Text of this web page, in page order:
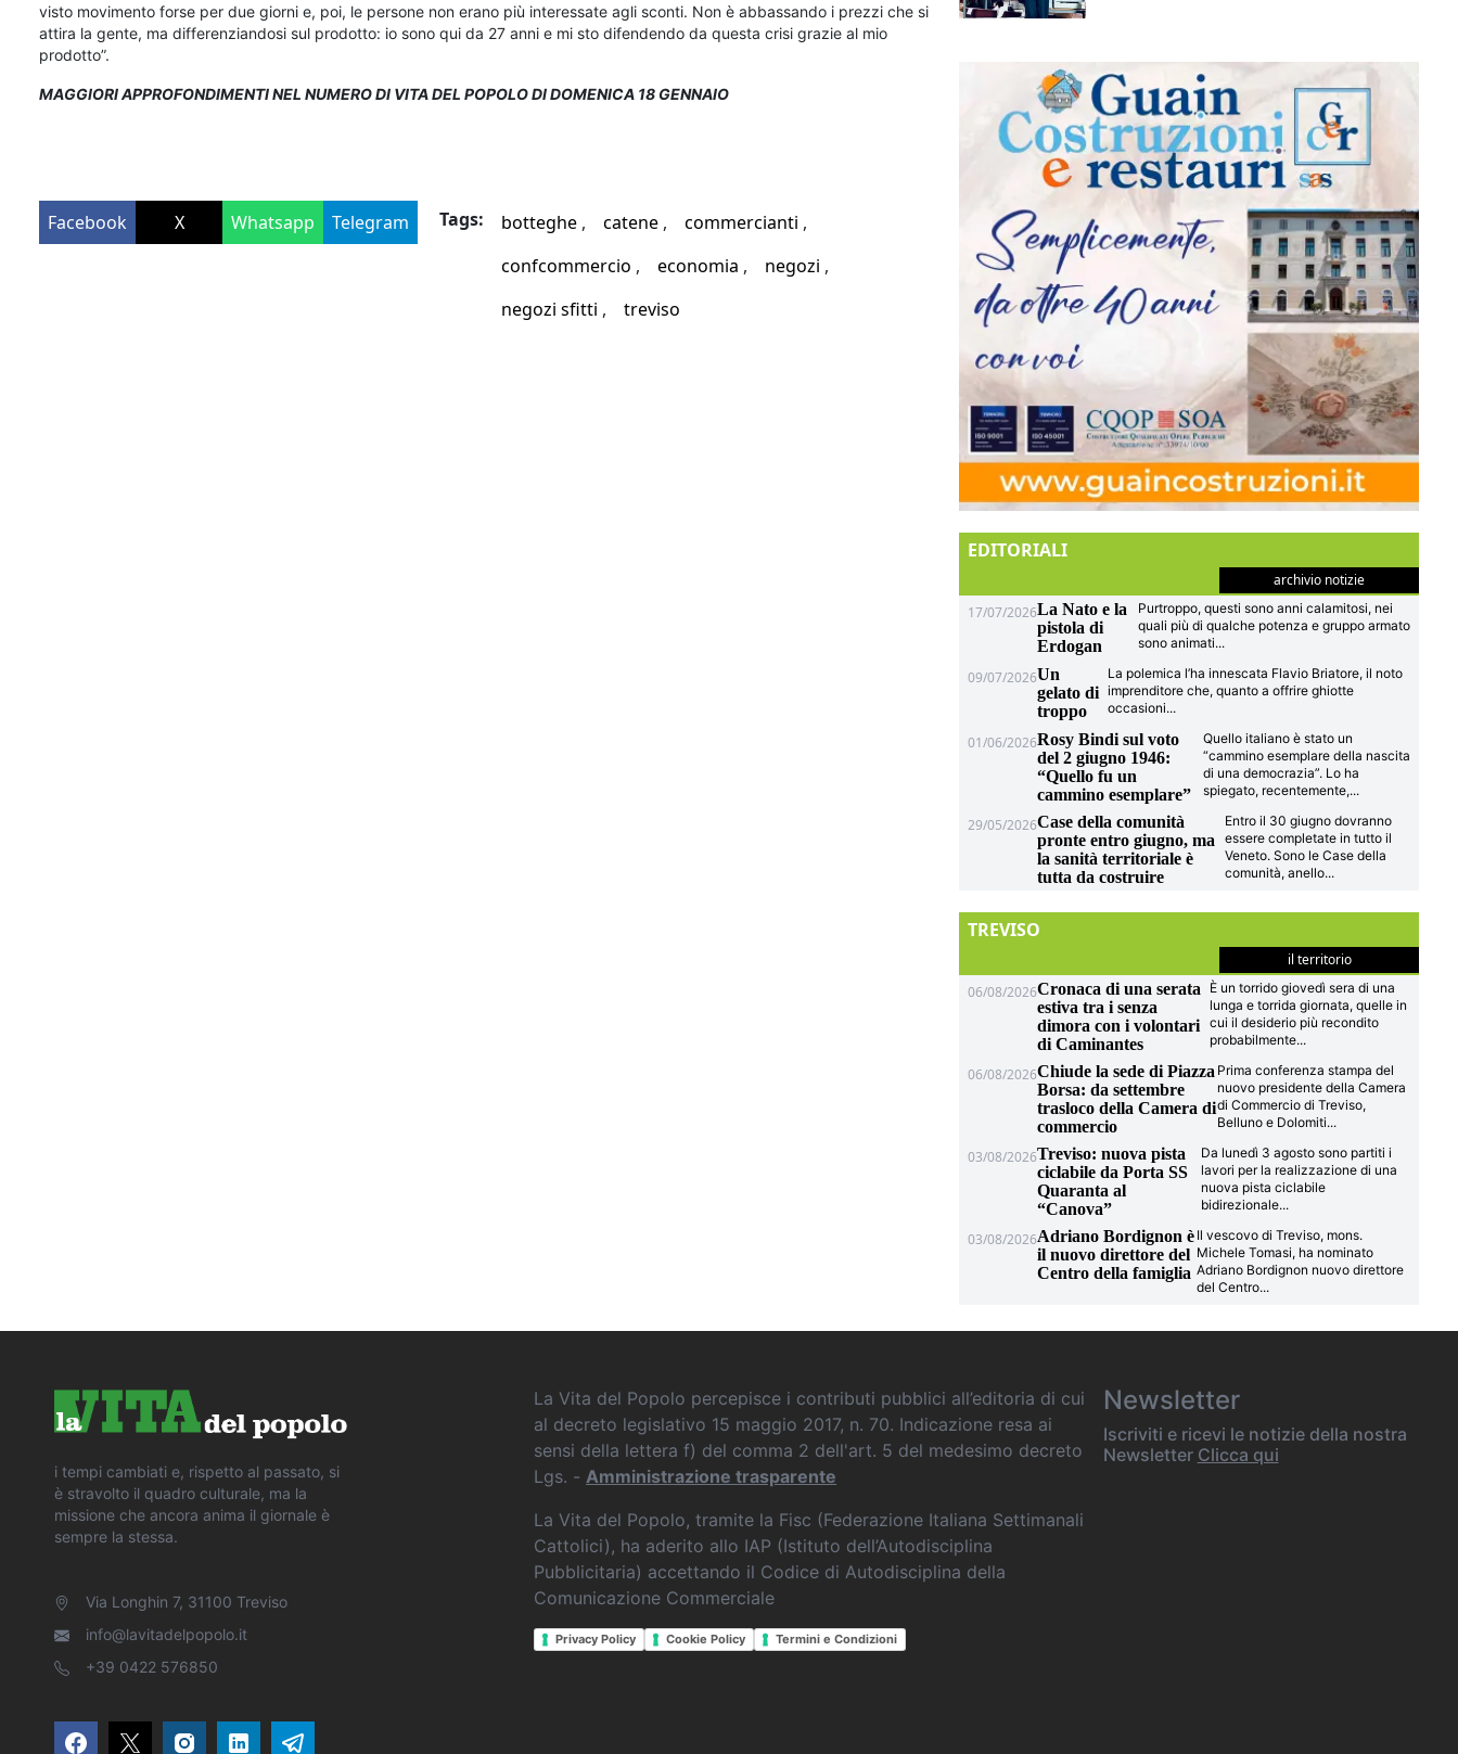
visto movimento forse per due giorni e, poi, le persone non erano più interessate agli sconti. Non è abbassando i prezzi che si
attira la gente, ma differenziandosi sul prodotto: io sono qui da 27 anni e mi sto difendendo da questa crisi grazie al mio
prodotto”.
MAGGIORI APPROFONDIMENTI NEL NUMERO DI VITA DEL POPOLO DI DOMENICA 18 GENNAIO
Facebook X Whatsapp Telegram Tags: botteghe catene
commercianti
confcommercio
economia
negozi
negozi sfitti
treviso
EDITORIALI
archivio notizie
17/07/2026La Nato e la
pistola di
Erdogan
Purtroppo, questi sono anni calamitosi, nei
quali più di qualche potenza e gruppo armato
sono animati...
09/07/2026Un
gelato di
troppo
La polemica l’ha innescata Flavio Briatore, il noto
imprenditore che, quanto a offrire ghiotte
occasioni...
01/06/2026Rosy Bindi sul voto
del 2 giugno 1946:
“Quello fu un
cammino esemplare”
Quello italiano è stato un
“cammino esemplare della nascita
di una democrazia”. Lo ha
spiegato, recentemente,...
29/05/2026Case della comunità
pronte entro giugno, ma
la sanità territoriale è
tutta da costruire
Entro il 30 giugno dovranno
essere completate in tutto il
Veneto. Sono le Case della
comunità, anello...
TREVISO
il territorio
06/08/2026Cronaca di una serata
estiva tra i senza
dimora con i volontari
di Caminantes
È un torrido giovedì sera di una
lunga e torrida giornata, quelle in
cui il desiderio più recondito
probabilmente...
06/08/2026Chiude la sede di Piazza
Borsa: da settembre
trasloco della Camera di
commercio
Prima conferenza stampa del
nuovo presidente della Camera
di Commercio di Treviso,
Belluno e Dolomiti...
03/08/2026Treviso: nuova pista
ciclabile da Porta SS
Quaranta al
“Canova”
Da lunedì 3 agosto sono partiti i
lavori per la realizzazione di una
nuova pista ciclabile
bidirezionale...
03/08/2026Adriano Bordignon è
il nuovo direttore del
Centro della famiglia
Il vescovo di Treviso, mons.
Michele Tomasi, ha nominato
Adriano Bordignon nuovo direttore
del Centro...
i tempi cambiati e, rispetto al passato, si
è stravolto il quadro culturale, ma la
missione che ancora anima il giornale è
sempre la stessa.
Via Longhin 7, 31100 Treviso
info@lavitadelpopolo.it
+39 0422 576850
La Vita del Popolo percepisce i contributi pubblici all’editoria di cui
al decreto legislativo 15 maggio 2017, n. 70. Indicazione resa ai
sensi della lettera f) del comma 2 dell'art. 5 del medesimo decreto
Lgs. -Amministrazione trasparente
La Vita del Popolo, tramite la Fisc (Federazione Italiana Settimanali
Cattolici), ha aderito allo IAP (Istituto dell’Autodisciplina
Pubblicitaria) accettando il Codice di Autodisciplina della
Comunicazione Commerciale
Privacy Policy Cookie Policy Termini e Condizioni
Newsletter
Iscriviti e ricevi le notizie della nostra
Newsletter Clicca qui